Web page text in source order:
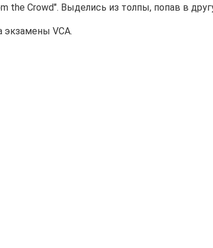
the Crowd". Выделись из толпы, попав в
экзамены VCA.